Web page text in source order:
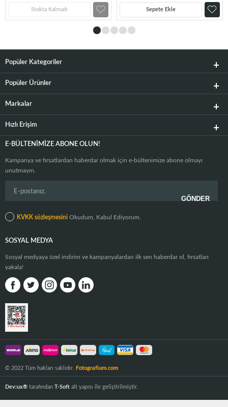
Stokta Kalmadı Sepete Ekle
Popüler Kategoriler
Popüler Ürünler
Markalar
Hızlı Erişim
E-BÜLTENIMIZE ABONE OLUN!
Kampanya ve fırsatlardan haberdar olmak için e-bültenimize abone olmayı
unutmayın.
KVKK sözleşmesini Okudum, Kabul Ediyorum.
SOSYAL MEDYA
Sosyal medyaya özel indirim ve kampanyalardan ilk sen haberdar ol, fırsatları
yakala!
© 2022 Tüm hakları saklıdır. Fotografium.com
Dev:ux® tarafından T-Soft alt yapısı ile geliştirilmiştir.